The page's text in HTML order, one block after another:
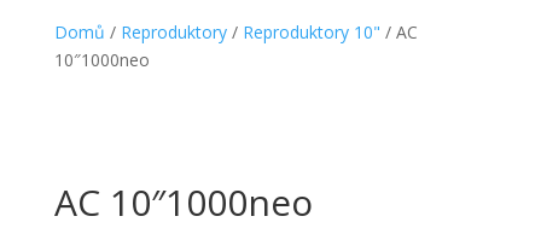
Domů / Reproduktory/ Reproduktory 10" / AC
10″1000neo
AC 10″1000neo